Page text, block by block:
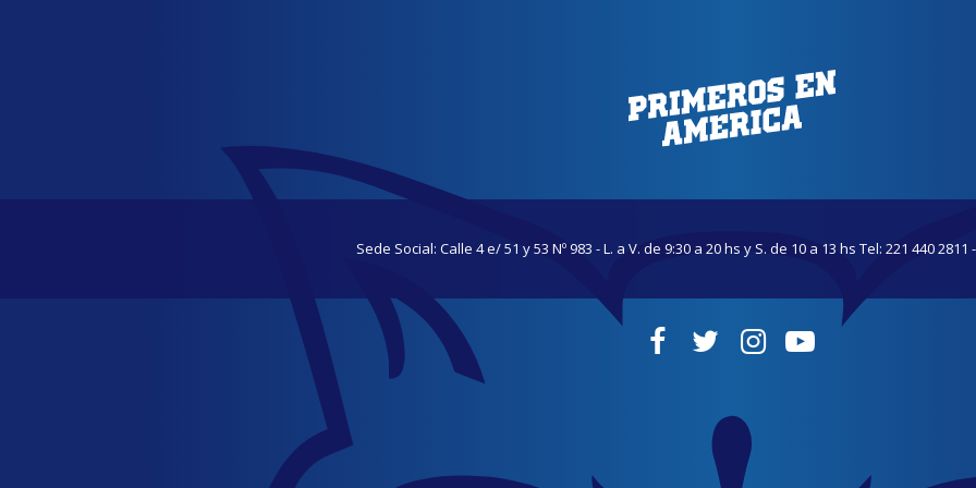
Sede Social: Calle 4 e/ 51 y 53 Nº 983 - L. a V. de 9:30 a 20 hs y S. de 10 a 13 hs Tel: 221 440 2811